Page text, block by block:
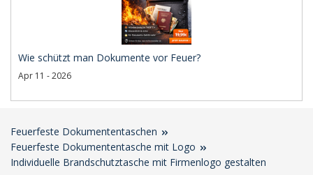
Wie schützt man Dokumente vor Feuer?
Apr 11 - 2026
Feuerfeste Dokumententaschen
Feuerfeste Dokumententasche mit Logo
Individuelle Brandschutztasche mit Firmenlogo gestalten